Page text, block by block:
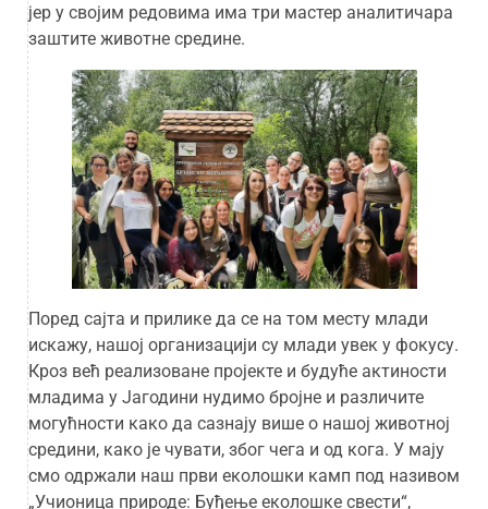
јер у својим редовима има три мастер аналитичара
заштите животне средине.
Поред сајта и прилике да се на том месту млади
искажу, нашој организацији су млади увек у фокусу.
Кроз већ реализоване пројекте и будуће актиности
младима у Јагодини нудимо бројне и различите
могућности како да сазнају више о нашој животној
средини, како је чувати, због чега и од кога. У мају
смо одржали наш први еколошки камп под називом
„Учионица природе: Буђење еколошке свести“,